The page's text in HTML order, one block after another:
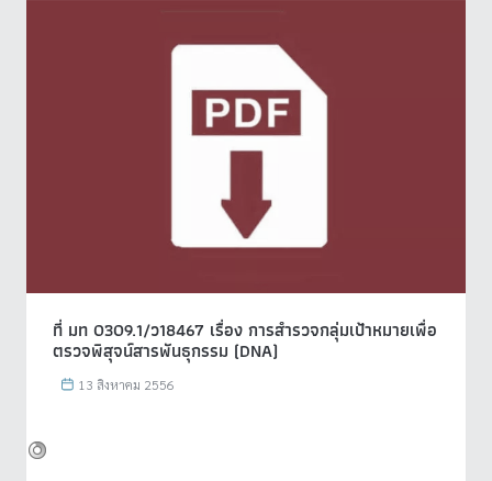
ที่ มท 0309.1/ว18467 เรื่อง การสำรวจกลุ่มเป้าหมายเพื่อ
ตรวจพิสุจน์สารพันธุกรรม (DNA)
13 สิงหาคม 2556